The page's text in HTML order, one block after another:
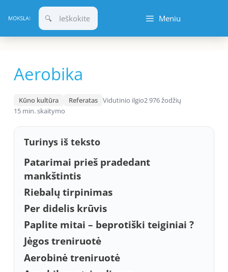
prie
turinio
Meniu
Aerobika
Kūno kultūra Referatas Vidutinio ilgio2 976 žodžių
15 min. skaitymo
Turinys iš teksto
Patarimai prieš pradedant
mankštintis
Riebalų tirpinimas
Per didelis krūvis
Paplite mitai – beprotiški teiginiai ?
Jėgos treniruotė
Aerobinė treniruotė